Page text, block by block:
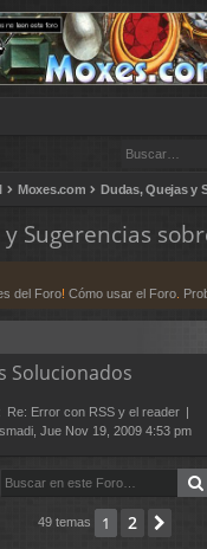
Moxes.com
Sugerencias
del Foro! Cómo usar el Foro.
Solucionados
Re: Error con RSS y el reader
, Jue Nov 19, 2009 4:53 pm
49 temas 1 2